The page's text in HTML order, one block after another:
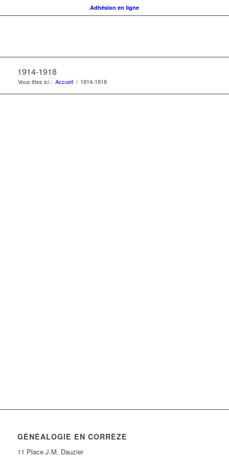
Adhésion en ligne
1914-1918
Vous êtes ici : Accueil / 1914-1918
GÉNÉALOGIE EN CORRÈZE
11 Place J.M. Dauzier